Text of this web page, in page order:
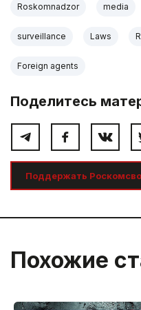
Roskomnadzor media
surveillance Laws
Foreign agents
Поделитесь
Поддержать
Похожие